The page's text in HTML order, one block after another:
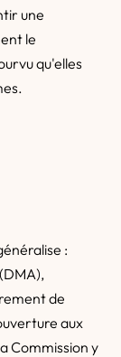
une
le
qu'elles
:
de
aux
Commission y